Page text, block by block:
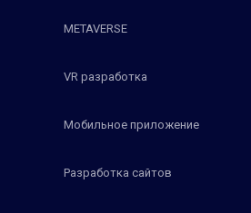
METAVERSE
VR разработка
Мобильное приложение
Разработка сайтов